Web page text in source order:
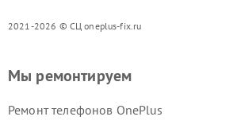
2021-2026 © СЦ oneplus-fix.ru
Мы ремонтируем
Ремонт телефонов OnePlus